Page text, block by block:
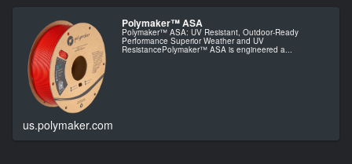
Polymaker™ ASA
Polymaker™ ASA: UV Resistant, Outdoor-Ready
Performance Superior Weather and UV
ResistancePolymaker™ ASA is engineered a...
us.polymaker.com